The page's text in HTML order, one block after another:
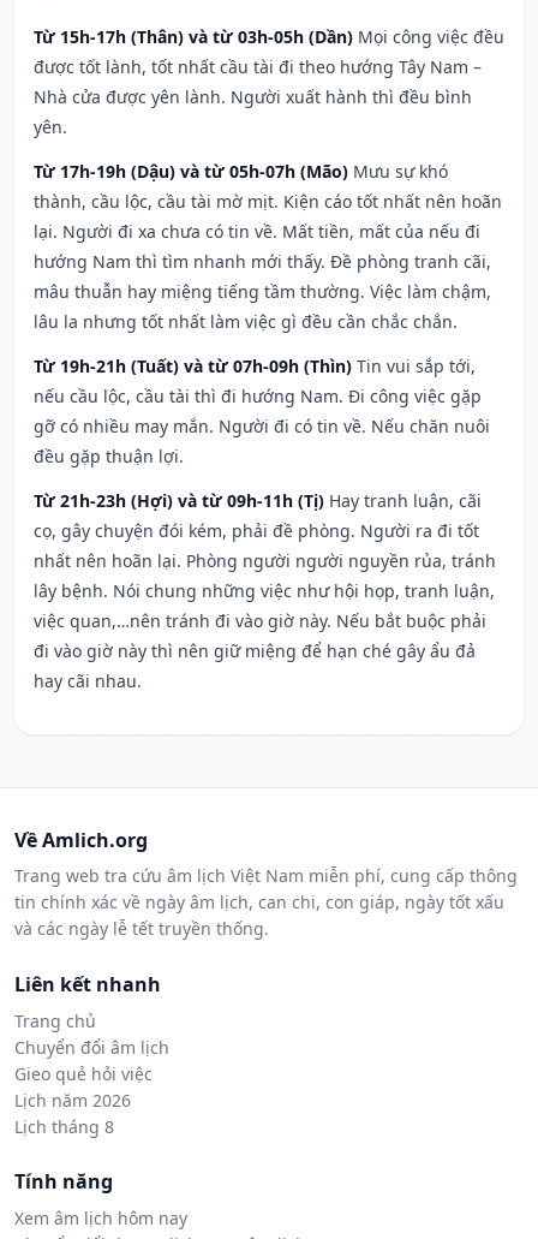
Từ 15h-17h (Thân) và từ 03h-05h (Dần) Mọi công việc đều
được tốt lành, tốt nhất cầu tài đi theo hướng Tây Nam –
Nhà cửa được yên lành. Người xuất hành thì đều bình
yên.
Từ 17h-19h (Dậu) và từ 05h-07h (Mão) Mưu sự khó
thành, cầu lộc, cầu tài mờ mịt. Kiện cáo tốt nhất nên hoãn
lại. Người đi xa chưa có tin về. Mất tiền, mất của nếu đi
hướng Nam thì tìm nhanh mới thấy. Đề phòng tranh cãi,
mâu thuẫn hay miệng tiếng tầm thường. Việc làm chậm,
lâu la nhưng tốt nhất làm việc gì đều cần chắc chắn.
Từ 19h-21h (Tuất) và từ 07h-09h (Thìn) Tin vui sắp tới,
nếu cầu lộc, cầu tài thì đi hướng Nam. Đi công việc gặp
gỡ có nhiều may mắn. Người đi có tin về. Nếu chăn nuôi
đều gặp thuận lợi.
Từ 21h-23h (Hợi) và từ 09h-11h (Tị) Hay tranh luận, cãi
cọ, gây chuyện đói kém, phải đề phòng. Người ra đi tốt
nhất nên hoãn lại. Phòng người người nguyền rủa, tránh
lây bệnh. Nói chung những việc như hội họp, tranh luận,
việc quan,…nên tránh đi vào giờ này. Nếu bắt buộc phải
đi vào giờ này thì nên giữ miệng để hạn ché gây ẩu đả
hay cãi nhau.
Về Amlich.org
Trang web tra cứu âm lịch Việt Nam miễn phí, cung cấp thông
tin chính xác về ngày âm lịch, can chi, con giáp, ngày tốt xấu
và các ngày lễ tết truyền thống.
Liên kết nhanh
Trang chủ
Chuyển đổi âm lịch
Gieo quẻ hỏi việc
Lịch năm 2026
Lịch tháng 8
Tính năng
Xem âm lịch hôm nay